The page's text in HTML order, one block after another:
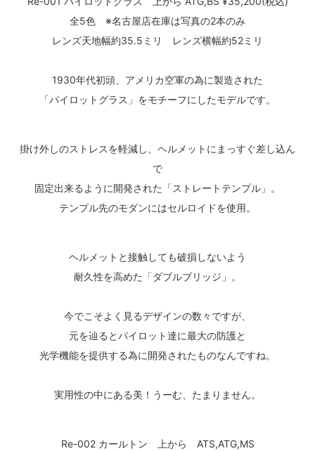
全5色 ※名古屋店在庫は写真の2本のみ
レンズ天地幅約35.5ミリ レンズ横幅約52ミリ
1930年代初頭、アメリカ空軍の為に製造された
「パイロットグラス」をモチーフにしたモデルです。
掛け外しのストレスを軽減し、ヘルメットにまっすぐ差し込ん
で
固定出来るように開発された「ストレートテンプル」。
テンプル先のモダンにはセルロイドを使用。
ヘルメットと接触しても破損しないよう
耐久性を高めた「ダブルブリッジ」。
今でこそよく見るデザインの数々ですが、
元を辿るとパイロット達に最大の防護と
光学機能を提供する為に開発されたものなんですね。
実用性の中にある美！うーむ、たまりません。
Re-002 カールトン 上から ATS,ATG,MS